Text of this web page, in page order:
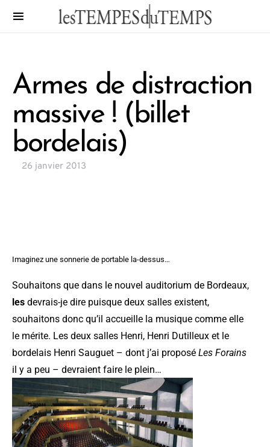
Armes de distraction
massive ! (billet
bordelais)
26 janvier 2013
Imaginez une sonnerie de portable la-dessus…
Souhaitons que dans le nouvel auditorium de Bordeaux,
les devrais-je dire puisque deux salles existent,
souhaitons donc qu’il accueille la musique comme elle
le mérite. Les deux salles Henri, Henri Dutilleux et le
bordelais Henri Sauguet – dont j’ai proposé Les Forains
il y a peu – devraient faire le plein…